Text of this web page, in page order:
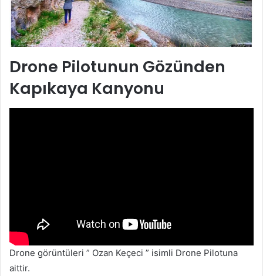
Drone Pilotunun Gözünden
Kapıkaya Kanyonu
Drone görüntüleri ” Ozan Keçeci ” isimli Drone Pilotuna
aittir.